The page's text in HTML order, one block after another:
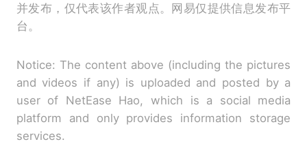
并发布，仅代表该作者观点。网易仅提供信息发布平
台。
Notice: The content above (including the pictures
and videos if any) is uploaded and posted by a
user of NetEase Hao, which is a social media
platform and only provides information storage
services.